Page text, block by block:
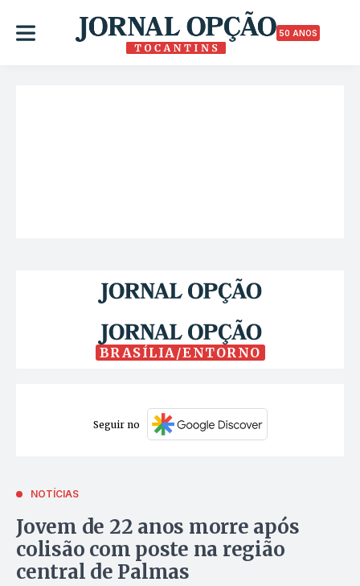
50 ANOS
BRASÍLIA/ENTORNO
Seguir no
NOTÍCIAS
Jovem de 22 anos morre após
colisão com poste na região
central de Palmas